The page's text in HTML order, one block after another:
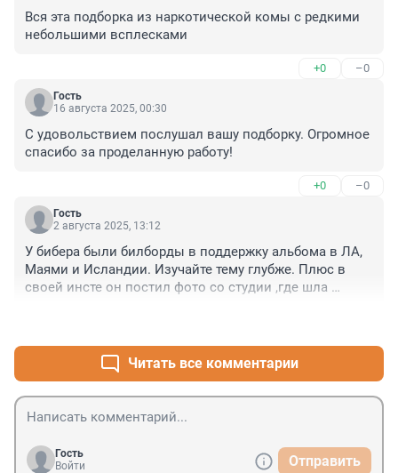
Вся эта подборка из наркотической комы с редкими
небольшими всплесками
+0 –0
Гость
16 августа 2025, 00:30
С удовольствием послушал вашу подборку. Огромное
спасибо за проделанную работу!
+0 –0
Гость
2 августа 2025, 13:12
У бибера были билборды в поддержку альбома в ЛА,
Маями и Исландии. Изучайте тему глубже. Плюс в
своей инсте он постил фото со студии ,где шла
Читать все комментарии
Гость
Войти
Отправить